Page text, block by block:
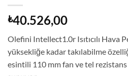
₺40.526,00
Olefini Intellect1.0r Isıtıcılı Hava
yüksekliğe kadar takılabilme
esintili 110 mm fan ve tel